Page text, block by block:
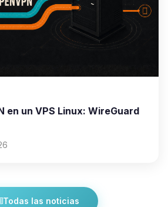
en un VPS Linux: WireGuard
Todas las noticias